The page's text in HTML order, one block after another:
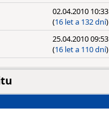
02.04.2010 10:33
(16 let a 132 dní)
25.04.2010 09:53
(16 let a 110 dní)